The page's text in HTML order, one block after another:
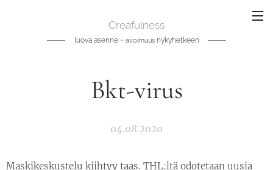
Creafulness
luova asenne ~ avoimuusnykyhetkeen
Bkt-virus
04.08.2020
Maskikeskustelu kiihtyy taas. THL:ltä odotetaan uusia